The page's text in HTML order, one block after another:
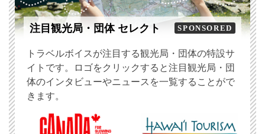
注目観光局・団体 セレクト SPONSORED
トラベルボイスが注目する観光局・団体の特設サ
イトです。ロゴをクリックすると注目観光局・団
体のインタビューやニュースを一覧することがで
きます。